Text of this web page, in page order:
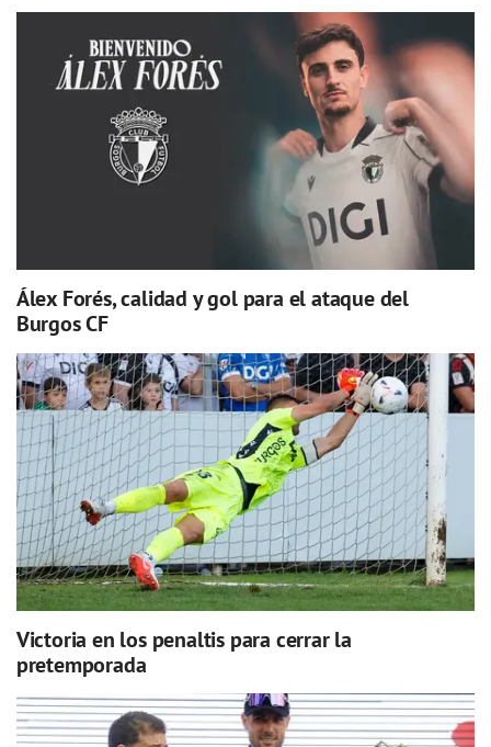
Álex Forés, calidad y gol para el ataque del
Burgos CF
Victoria en los penaltis para cerrar la
pretemporada